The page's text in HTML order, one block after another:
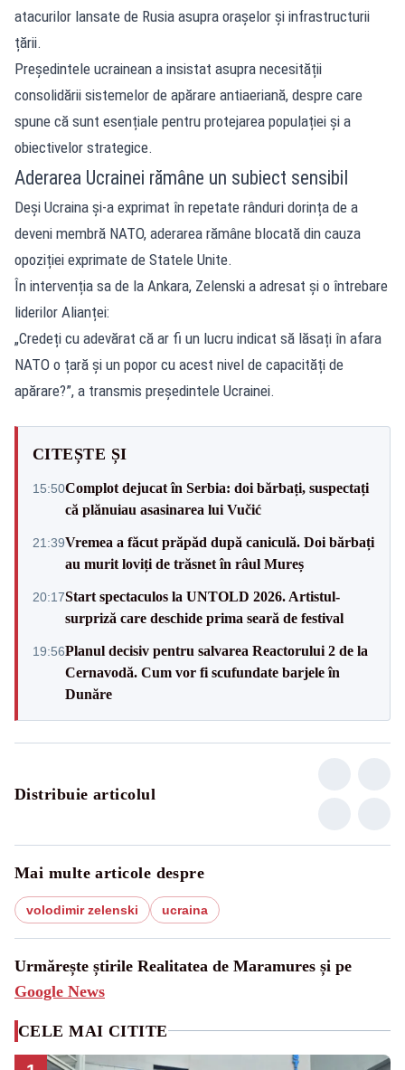
atacurilor lansate de Rusia asupra orașelor și infrastructurii
țării.
Președintele ucrainean a insistat asupra necesității
consolidării sistemelor de apărare antiaeriană, despre care
spune că sunt esențiale pentru protejarea populației și a
obiectivelor strategice.
Aderarea Ucrainei rămâne un subiect sensibil
Deși Ucraina și-a exprimat în repetate rânduri dorința de a
deveni membră NATO, aderarea rămâne blocată din cauza
opoziției exprimate de Statele Unite.
În intervenția sa de la Ankara, Zelenski a adresat și o întrebare
liderilor Alianței:
„Credeți cu adevărat că ar fi un lucru indicat să lăsați în afara
NATO o țară și un popor cu acest nivel de capacități de
apărare?”, a transmis președintele Ucrainei.
CITEȘTE ȘI
15:50Complot dejucat în Serbia: doi bărbați, suspectați
că plănuiau asasinarea lui Vučić
21:39Vremea a făcut prăpăd după caniculă. Doi bărbați
au murit loviți de trăsnet în râul Mureș
20:17Start spectaculos la UNTOLD 2026. Artistul-
surpriză care deschide prima seară de festival
19:56Planul decisiv pentru salvarea Reactorului 2 de la
Cernavodă. Cum vor fi scufundate barjele în
Dunăre
Distribuie articolul
Mai multe articole despre
volodimir zelenski ucraina
Urmărește știrile Realitatea de Maramures și pe
Google News
CELE MAI CITITE